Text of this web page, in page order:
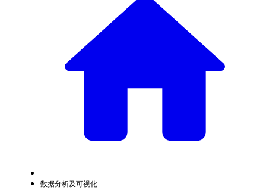
数据分析及可视化